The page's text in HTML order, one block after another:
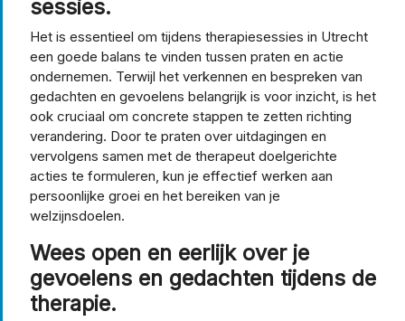
sessies.
Het is essentieel om tijdens therapiesessies in Utrecht
een goede balans te vinden tussen praten en actie
ondernemen. Terwijl het verkennen en bespreken van
gedachten en gevoelens belangrijk is voor inzicht, is het
ook cruciaal om concrete stappen te zetten richting
verandering. Door te praten over uitdagingen en
vervolgens samen met de therapeut doelgerichte
acties te formuleren, kun je effectief werken aan
persoonlijke groei en het bereiken van je
welzijnsdoelen.
Wees open en eerlijk over je
gevoelens en gedachten tijdens de
therapie.